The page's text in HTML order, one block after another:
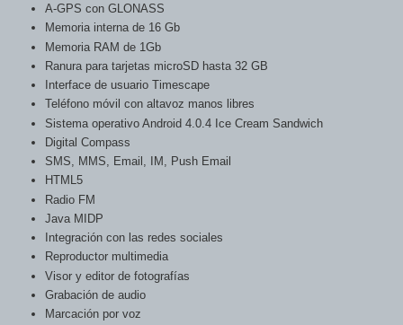
A-GPS con GLONASS
Memoria interna de 16 Gb
Memoria RAM de 1Gb
Ranura para tarjetas microSD hasta 32 GB
Interface de usuario Timescape
Teléfono móvil con altavoz manos libres
Sistema operativo Android 4.0.4 Ice Cream Sandwich
Digital Compass
SMS, MMS, Email, IM, Push Email
HTML5
Radio FM
Java MIDP
Integración con las redes sociales
Reproductor multimedia
Visor y editor de fotografías
Grabación de audio
Marcación por voz